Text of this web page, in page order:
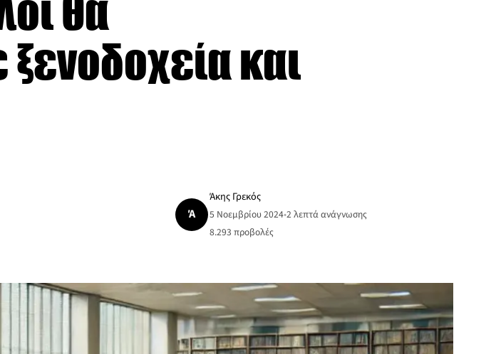
και
Ά
Άκης Γρεκός
5 Νοεμβρίου 2024•2 λεπτά ανάγνωσης
8.293 προβολές